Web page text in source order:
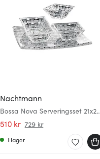
Nachtmann
Bossa Nova Serveringsset 21x21
cm 4-Pack
510 kr 729 kr
I lager